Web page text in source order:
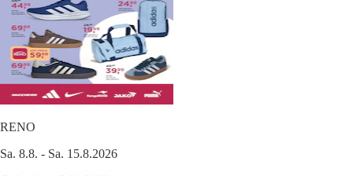
RENO
Sa. 8.8. - Sa. 15.8.2026